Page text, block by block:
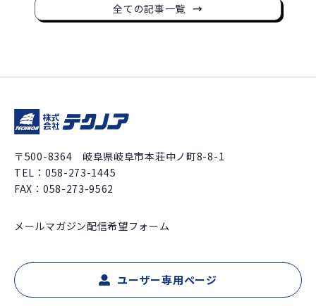
全ての記事一覧
〒500-8364 岐阜県岐阜市本荘中ノ町8-8-1
TEL： 058-273-1445
FAX：058-273-9562
メールマガジン配信希望フォーム
ユーザー専用ページ